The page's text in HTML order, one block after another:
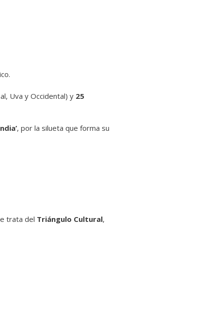
Uva y Occidental) y 25
, por la silueta que forma su
trata del Triángulo Cultural,